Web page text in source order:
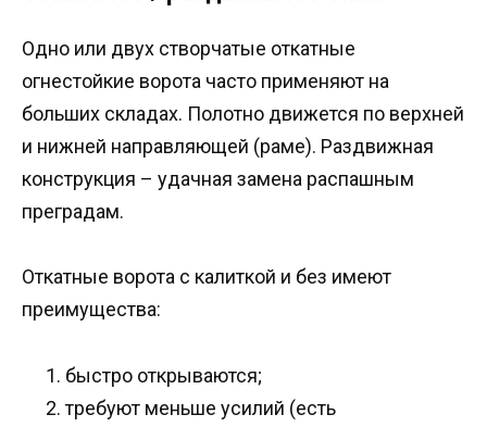
Одно или двух створчатые откатные
огнестойкие ворота часто применяют на
больших складах. Полотно движется по верхней
и нижней направляющей (раме). Раздвижная
конструкция – удачная замена распашным
преградам.
Откатные ворота с калиткой и без имеют
преимущества:
быстро открываются;
требуют меньше усилий (есть